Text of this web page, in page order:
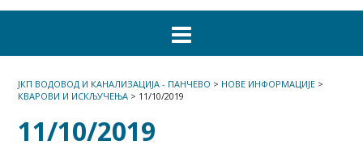
ЈКП ВОДОВОД И КАНАЛИЗАЦИЈА - ПАНЧЕВО > НОВЕ ИНФОРМАЦИЈЕ >
КВАРОВИ И ИСКЉУЧЕЊА > 11/10/2019
11/10/2019